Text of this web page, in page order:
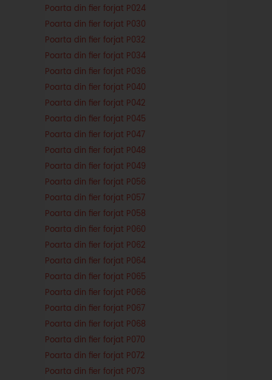
Poarta din fier forjat P024
Poarta din fier forjat P030
Poarta din fier forjat P032
Poarta din fier forjat P034
Poarta din fier forjat P036
Poarta din fier forjat P040
Poarta din fier forjat P042
Poarta din fier forjat P045
Poarta din fier forjat P047
Poarta din fier forjat P048
Poarta din fier forjat P049
Poarta din fier forjat P056
Poarta din fier forjat P057
Poarta din fier forjat P058
Poarta din fier forjat P060
Poarta din fier forjat P062
Poarta din fier forjat P064
Poarta din fier forjat P065
Poarta din fier forjat P066
Poarta din fier forjat P067
Poarta din fier forjat P068
Poarta din fier forjat P070
Poarta din fier forjat P072
Poarta din fier forjat P073